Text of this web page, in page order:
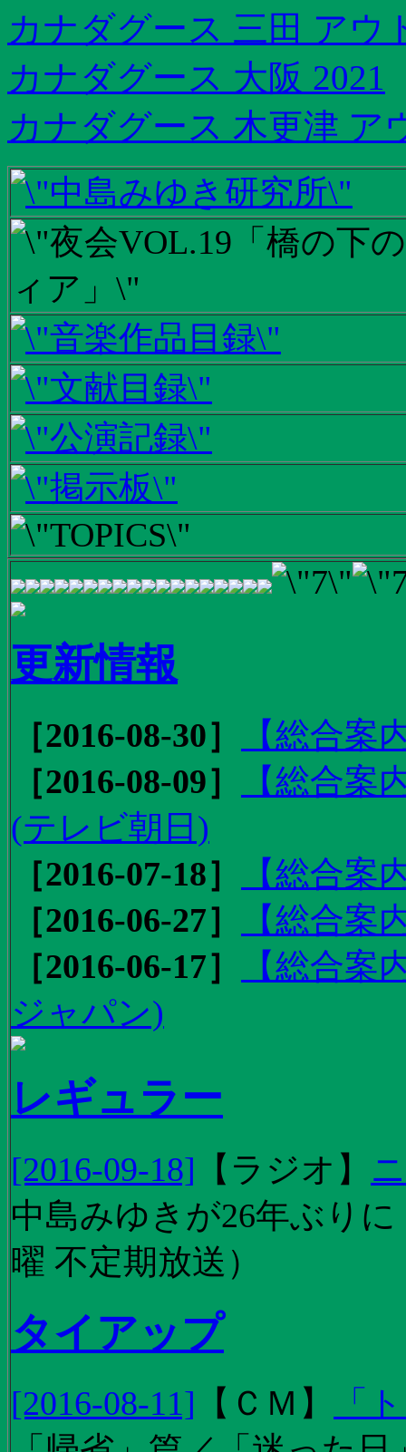
カナダグース 三田 アウ
カナダグース 大阪 2021
カナダグース 木更津 ア
更新情報
［2016-08-30］
【総合
［2016-08-09］
【総合
(テレビ朝日)
［2016-07-18］
【総合案
［2016-06-27］
【総合案
［2016-06-17］
【総合
ジャパン)
レギュラー
[2016-09-18] 【 ラジオ 】
中島みゆきが26年ぶり
曜 不定期放送）
タイアップ
[2016-08-11] 【 ＣＭ 】
「